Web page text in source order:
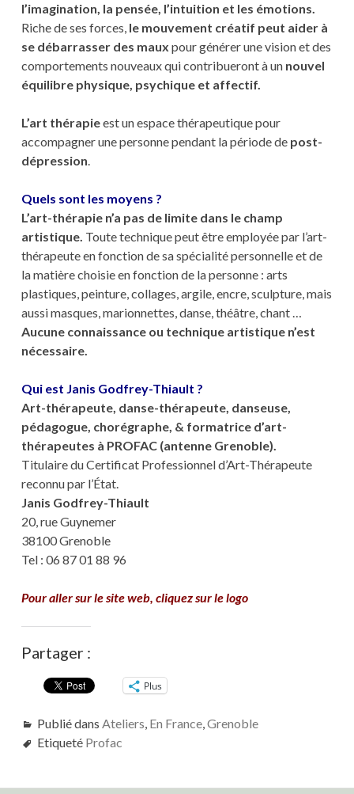
l’imagination, la pensée, l’intuition et les émotions.
Riche de ses forces, le mouvement créatif peut aider à
se débarrasser des maux pour générer une vision et des
comportements nouveaux qui contribueront à un nouvel
équilibre physique, psychique et affectif.
L’art thérapieest un espace thérapeutique pour
accompagner une personne pendant la période de post-
dépression.
Quels sont les moyens ?
L’art-thérapie n’a pas de limite dans le champ
artistique. Toute technique peut être employée par l’art-
thérapeute en fonction de sa spécialité personnelle et de
la matière choisie en fonction de la personne : arts
plastiques, peinture, collages, argile, encre, sculpture, mais
aussi masques, marionnettes, danse, théâtre, chant …
Aucune connaissance ou technique artistique n’est
nécessaire.
Qui est Janis Godfrey-Thiault ?
Art-thérapeute, danse-thérapeute, danseuse,
pédagogue, chorégraphe, & formatrice d’art-
thérapeutes à PROFAC (antenne Grenoble).
Titulaire du Certificat Professionnel d’Art-Thérapeute
reconnu par l’État.
Janis Godfrey-Thiault
20, rue Guynemer
38100 Grenoble
Tel : 06 87 01 88 96
Pour aller sur le site web, cliquez sur le logo
Partager :
Plus
Publié dans Ateliers, En France,Grenoble
Etiqueté Profac